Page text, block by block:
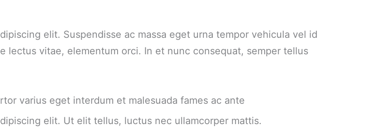
elit. Suspendisse ac massa eget urna tempor vehicula vel id
lectus vitae, elementum orci. In et nunc consequat, semper tellus
varius eget interdum et malesuada fames ac ante
elit. Ut elit tellus, luctus nec ullamcorper mattis.